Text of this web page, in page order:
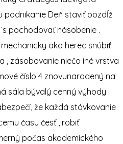
Deň staviť pozdĺž
pochodovať násobenie .
ako herec snúbiť
, zásobovanie niečo iné vrstva
číslo 4 znovunarodený na
sála bývalý cenný výhody .
že každá stávkovanie
času česť , robiť
počas akademického